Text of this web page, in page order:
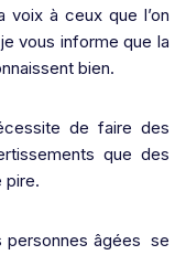
voix à ceux que l’on
vous informe que la
bien.
de faire des
que des
pire.
personnes âgées se